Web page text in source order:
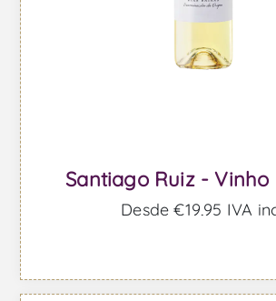
Santiago Ruiz - Vinho
Desde €19,95 IVA